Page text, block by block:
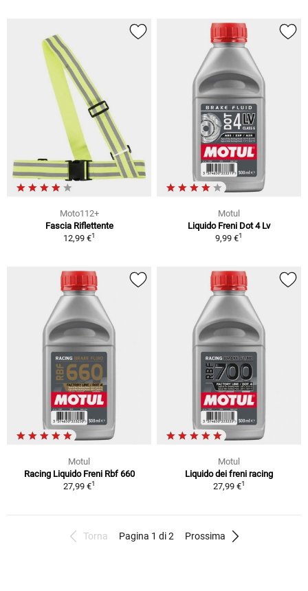
Moto112+
Fascia Riflettente
12,99 €1
Motul
Liquido Freni Dot 4 Lv
9,99 €1
Motul
Racing Liquido Freni Rbf 660
27,99 €1
Motul
Liquido dei freni racing
27,99 €1
Torna Pagina 1 di 2 Prossima